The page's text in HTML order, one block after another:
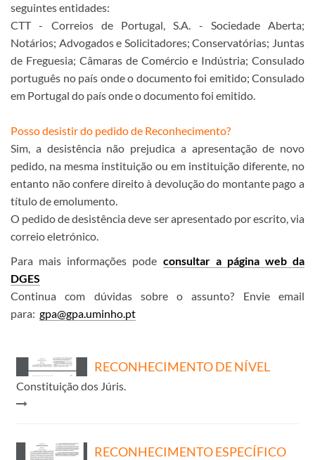
seguintes entidades:
CTT - Correios de Portugal, S.A. - Sociedade Aberta;
Notários; Advogados e Solicitadores; Conservatórias; Juntas
de Freguesia; Câmaras de Comércio e Indústria; Consulado
português no país onde o documento foi emitido; Consulado
em Portugal do país onde o documento foi emitido.
Posso desistir do pedido de Reconhecimento?
Sim, a desistência não prejudica a apresentação de novo
pedido, na mesma instituição ou em instituição diferente, no
entanto não confere direito à devolução do montante pago a
título de emolumento.
O pedido de desistência deve ser apresentado por escrito, via
correio eletrónico.
Para mais informações pode consultar a págin​a web da
DGES
Continua com dúvidas sobre o assunto? Envie email
para: gpa@gpa.uminho.pt
RECONHECIMENTO DE NÍVEL
Constituição dos Júris.
RECONHECIMENTO ESPECÍFICO